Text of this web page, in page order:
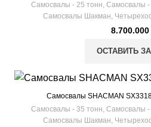
Самосвалы - 25 тонн, Самосвалы -
Самосвалы Шакман,
8.700.000
ОСТАВИТЬ
Самосвалы SHACMAN
Самосвалы - 35 тонн, Самосвалы -
Самосвалы Шакман,